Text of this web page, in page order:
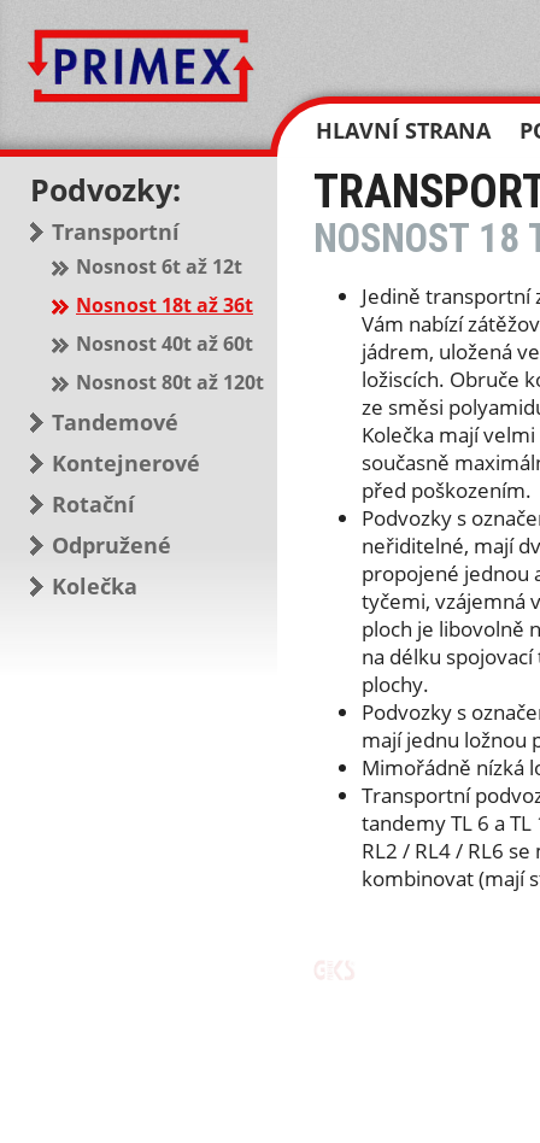
HLAVNÍ STRANA
Podvozky:
Transportní
Nosnost 6t až 12t
Nosnost 18t až 36t
Nosnost 40t až 60t
Nosnost 80t až 120t
Tandemové
Kontejnerové
Rotační
Odpružené
Kolečka
NOSNOST 18
Jedině transportní
Vám nabízí
jádrem, uložená
ložiscích. Obruče
ze směsi
Kolečka mají
současně
před poškozením.
Podvozky s
neřiditelné, mají
propojené jednou
tyčemi, vzájemná
ploch je libovolně
na délku
plochy.
Podvozky s
mají jednu ložnou
Mimořádně nízká
Transportní
tandemy TL 6 a
RL2 / RL4 / RL6
kombinovat (mají